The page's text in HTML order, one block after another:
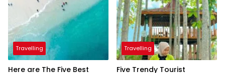
Travelling
Here are The Five Best
Travelling
Five Trendy Tourist